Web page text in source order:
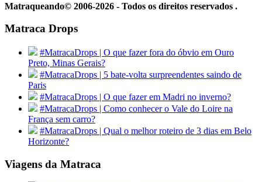
Matraqueando© 2006-2026 - Todos os direitos reservados .
Matraca Drops
#MatracaDrops | O que fazer fora do óbvio em Ouro
Preto, Minas Gerais?
#MatracaDrops | 5 bate-volta surpreendentes saindo de
Paris
#MatracaDrops | O que fazer em Madri no inverno?
#MatracaDrops | Como conhecer o Vale do Loire na
França sem carro?
#MatracaDrops | Qual o melhor roteiro de 3 dias em Belo
Horizonte?
Viagens da Matraca